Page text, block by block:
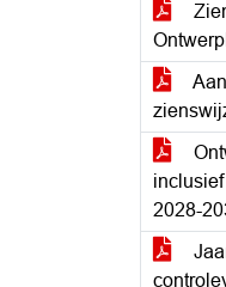
2028-